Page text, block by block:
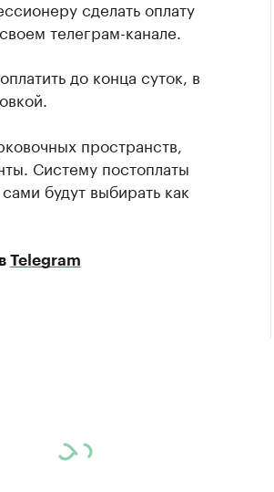
сделать оплату
телеграм-канале.
до конца суток, в
пространств,
Систему постоплаты
будут выбирать как
Telegram